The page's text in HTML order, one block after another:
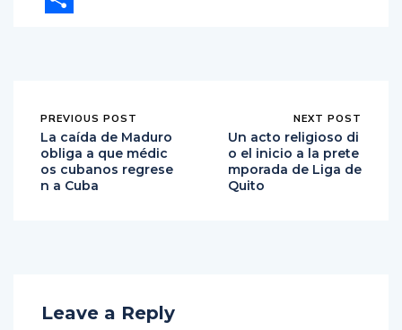
PREVIOUS POST
La caída de Maduro
obliga a que médic
os cubanos regrese
n a Cuba
NEXT POST
Un acto religioso di
o el inicio a la prete
mporada de Liga de
Quito
Leave a Reply